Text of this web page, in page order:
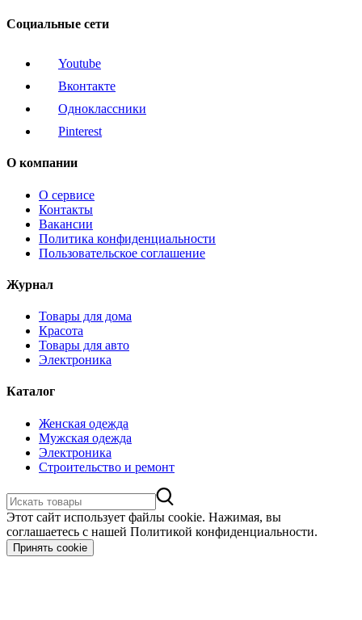
Социальные сети
Youtube
Вконтакте
Одноклассники
Pinterest
О компании
О сервисе
Контакты
Вакансии
Политика конфиденциальности
Пользовательское соглашение
Журнал
Товары для дома
Красота
Товары для авто
Электроника
Каталог
Женская одежда
Мужская одежда
Электроника
Строительство и ремонт
Этот сайт использует файлы cookie. Нажимая, вы
соглашаетесь с нашей Политикой конфиденциальности.
Принять cookie